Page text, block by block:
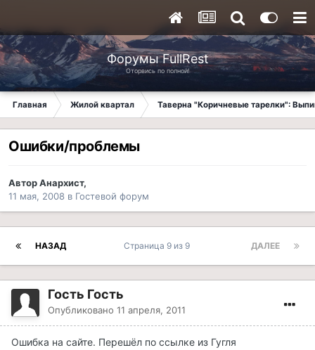
Форумы FullRest
Оторвись по полной!
Главная Жилой квартал Таверна "Коричневые тарелки":
Ошибки/проблемы
АвторАнархист,
11 мая, 2008 в Гостевой форум
НАЗАД ДАЛЕЕ
Страница 9 из 9
Гость Гость
Опубликовано 11 апреля, 2011
Ошибка на сайте. Перешёл по ссылке из Гугля